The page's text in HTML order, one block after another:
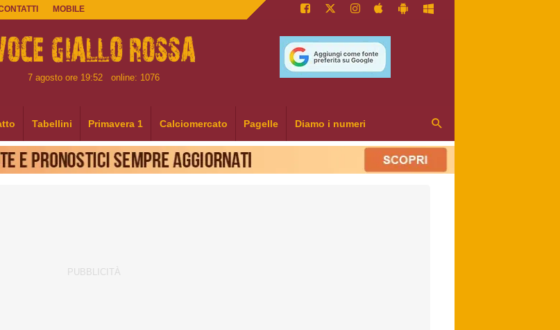
MOBILE
7 agosto ore 19:52 online: 1076
Tabellini Primavera 1 Calciomercato Pagelle Diamo i numeri